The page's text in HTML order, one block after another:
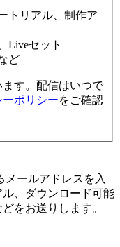
トリアル、制作ア
Liveセット
ど
す。配信はいつで
ポリシーをご確認
メールアドレスを入
、ダウンロード可能
をお送りします。